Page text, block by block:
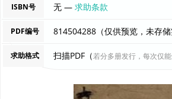
ISBN号 无 —求助条款
PDF编号 814504288（仅供预览，未存储
求助格式 扫描PDF（若分多册发行，每次仅